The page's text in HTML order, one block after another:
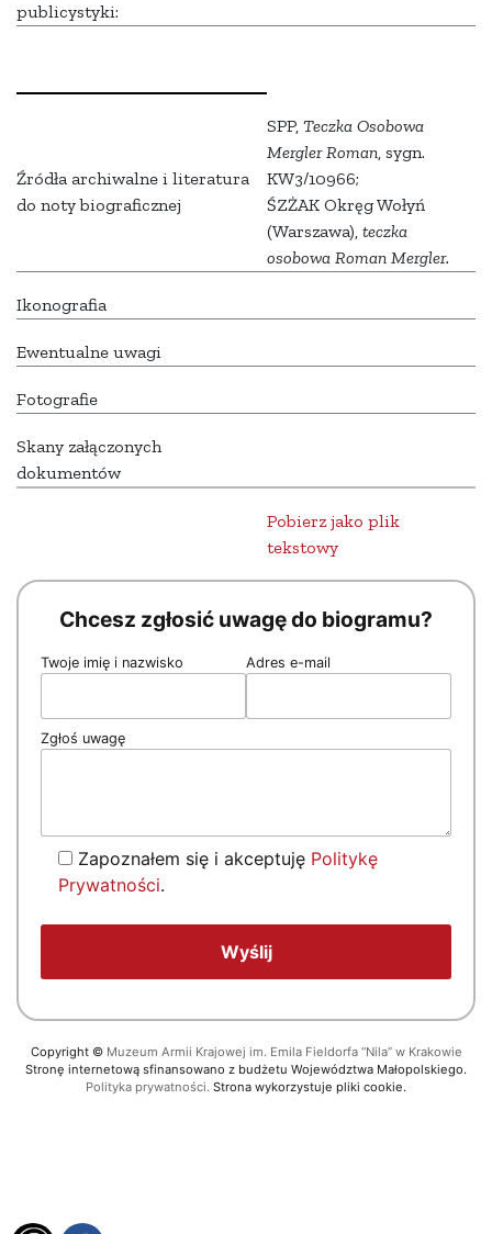
publicystyki:
Źródła archiwalne i literatura
do noty biograficznej
SPP, Teczka Osobowa
Mergler Roman, sygn.
KW3/10966;
ŚZŻAK Okręg Wołyń
(Warszawa), teczka
osobowa Roman Mergler.
Ikonografia
Ewentualne uwagi
Fotografie
Skany załączonych
dokumentów
Pobierz jako plik
tekstowy
Chcesz zgłosić uwagę do biogramu?
Twoje imię i nazwisko Adres e-mail
Zgłoś uwagę
Zapoznałem się i akceptuję Politykę
Prywatności.
Copyright © Muzeum Armii Krajowej im. Emila Fieldorfa “Nila” w Krakowie
Stronę internetową sfinansowano z budżetu Województwa Małopolskiego.
Polityka prywatności. Strona wykorzystuje pliki cookie.